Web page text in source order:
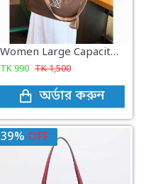
Women Large Capacity Outdoor Tote Bag ( coffee / brown )
TK990 TK1,500
অর্ডার করুন
39% OFF